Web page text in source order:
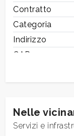
Contratto
Categoria
Indirizzo
CAP
Camere
Bagni
Nelle
Servizi e
Camere
minime
2